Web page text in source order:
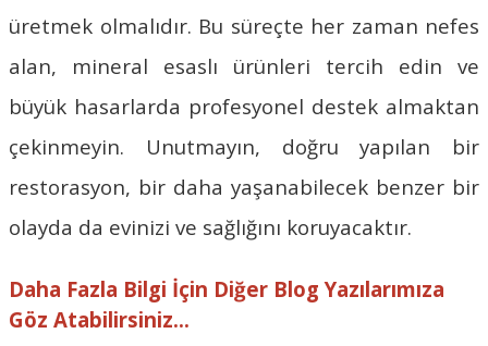
üretmek olmalıdır. Bu süreçte her zaman nefes
alan, mineral esaslı ürünleri tercih edin ve
büyük hasarlarda profesyonel destek almaktan
çekinmeyin. Unutmayın, doğru yapılan bir
restorasyon, bir daha yaşanabilecek benzer bir
olayda da evinizi ve sağlığını koruyacaktır.
Daha Fazla Bilgi İçin Diğer Blog Yazılarımıza
Göz Atabilirsiniz...